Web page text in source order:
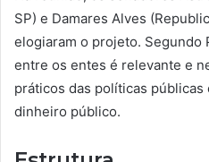
SP) e Damares Alves
elogiaram o projeto. Segundo
entre os entes é relevante e
práticos das políticas públicas
dinheiro público.